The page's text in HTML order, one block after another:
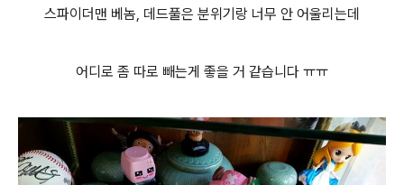
스파이더맨 베놈, 데드풀은 분위기랑 너무 안 어울리는데
어디로 좀 따로 빼는게 좋을 거 같습니다 ㅠㅠ